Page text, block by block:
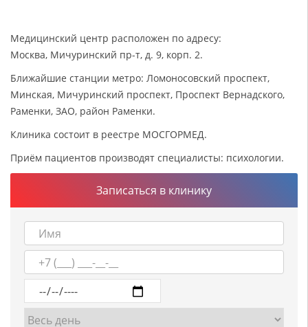
Медицинский центр расположен по адресу:
Москва, Мичуринский пр-т, д. 9, корп. 2.
Ближайшие станции метро: Ломоносовский проспект,
Минская, Мичуринский проспект, Проспект Вернадского,
Раменки, ЗАО, район Раменки.
Клиника состоит в реестре МОСГОРМЕД.
Приём пациентов производят специалисты: психологии.
Записаться в клинику